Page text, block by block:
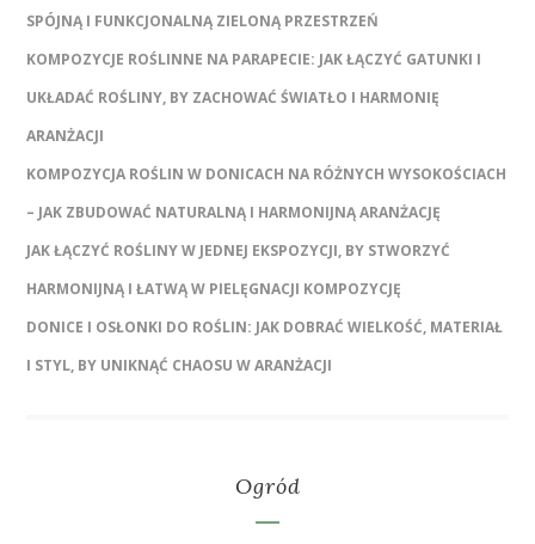
SPÓJNĄ I FUNKCJONALNĄ ZIELONĄ PRZESTRZEŃ
KOMPOZYCJE ROŚLINNE NA PARAPECIE: JAK ŁĄCZYĆ GATUNKI I
UKŁADAĆ ROŚLINY, BY ZACHOWAĆ ŚWIATŁO I HARMONIĘ
ARANŻACJI
KOMPOZYCJA ROŚLIN W DONICACH NA RÓŻNYCH WYSOKOŚCIACH
– JAK ZBUDOWAĆ NATURALNĄ I HARMONIJNĄ ARANŻACJĘ
JAK ŁĄCZYĆ ROŚLINY W JEDNEJ EKSPOZYCJI, BY STWORZYĆ
HARMONIJNĄ I ŁATWĄ W PIELĘGNACJI KOMPOZYCJĘ
DONICE I OSŁONKI DO ROŚLIN: JAK DOBRAĆ WIELKOŚĆ, MATERIAŁ
I STYL, BY UNIKNĄĆ CHAOSU W ARANŻACJI
Ogród